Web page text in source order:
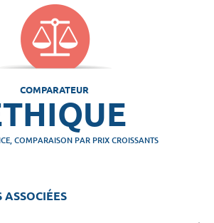
COMPARATEUR
COMPARAISON PAR PRIX CROISSANTS
ASSOCIÉES